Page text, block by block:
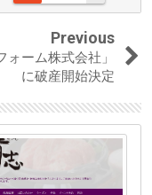
Previous
ーム株式会社」
に破産開始決定